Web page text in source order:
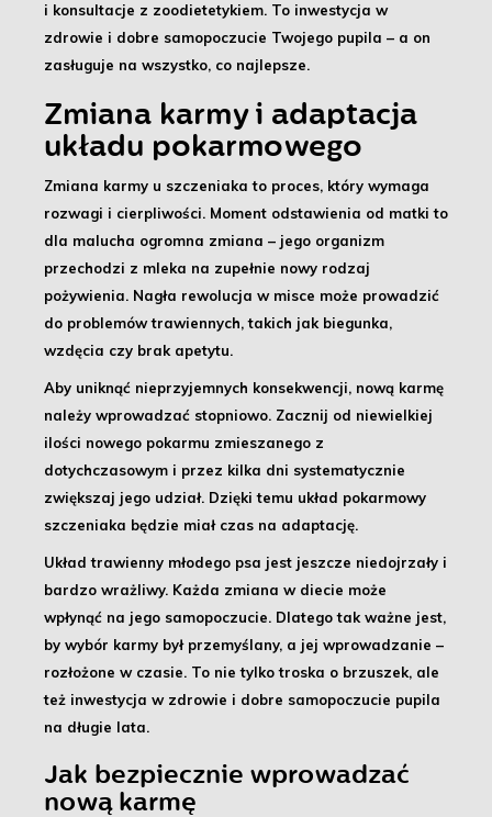
i konsultacje z zoodietetykiem. To inwestycja w
zdrowie i dobre samopoczucie Twojego pupila – a on
zasługuje na wszystko, co najlepsze.
Zmiana karmy i adaptacja
układu pokarmowego
Zmiana karmy u szczeniaka to proces, który wymaga
rozwagi i cierpliwości. Moment odstawienia od matki to
dla malucha ogromna zmiana – jego organizm
przechodzi z mleka na zupełnie nowy rodzaj
pożywienia. Nagła rewolucja w misce może prowadzić
do problemów trawiennych, takich jak biegunka,
wzdęcia czy brak apetytu.
Aby uniknąć nieprzyjemnych konsekwencji, nową karmę
należy wprowadzać stopniowo. Zacznij od niewielkiej
ilości nowego pokarmu zmieszanego z
dotychczasowym i przez kilka dni systematycznie
zwiększaj jego udział. Dzięki temu układ pokarmowy
szczeniaka będzie miał czas na adaptację.
Układ trawienny młodego psa jest jeszcze niedojrzały i
bardzo wrażliwy. Każda zmiana w diecie może
wpłynąć na jego samopoczucie. Dlatego tak ważne jest,
by wybór karmy był przemyślany, a jej wprowadzanie –
rozłożone w czasie. To nie tylko troska o brzuszek, ale
też inwestycja w zdrowie i dobre samopoczucie pupila
na długie lata.
Jak bezpiecznie wprowadzać
nową karmę